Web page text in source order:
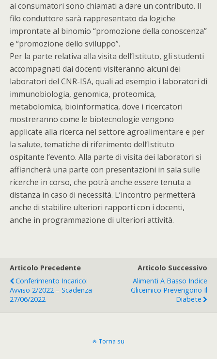
ai consumatori sono chiamati a dare un contributo. Il
filo conduttore sarà rappresentato da logiche
improntate al binomio “promozione della conoscenza”
e “promozione dello sviluppo”.
Per la parte relativa alla visita dell’Istituto, gli studenti
accompagnati dai docenti visiteranno alcuni dei
laboratori del CNR-ISA, quali ad esempio i laboratori di
immunobiologia, genomica, proteomica,
metabolomica, bioinformatica, dove i ricercatori
mostreranno come le biotecnologie vengono
applicate alla ricerca nel settore agroalimentare e per
la salute, tematiche di riferimento dell’Istituto
ospitante l’evento. Alla parte di visita dei laboratori si
affiancherà una parte con presentazioni in sala sulle
ricerche in corso, che potrà anche essere tenuta a
distanza in caso di necessità. L’incontro permetterà
anche di stabilire ulteriori rapporti con i docenti,
anche in programmazione di ulteriori attività.
Articolo Precedente
Conferimento Incarico:
Avviso 2/2022 – Scadenza
27/06/2022
Articolo Successivo
Alimenti A Basso Indice
Glicemico Prevengono Il
Diabete
Torna su